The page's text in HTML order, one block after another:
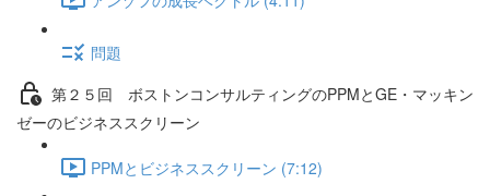
問題
第２５回 ボストンコンサルティングのPPMとGE・マッキン
ゼーのビジネススクリーン
PPMとビジネススクリーン (7:12)